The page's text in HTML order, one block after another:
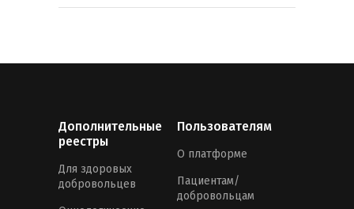
Дополнительные
реестры
Для здоровых
добровольцев
Пользователям
О платформе
Пациентам/
добровольцам